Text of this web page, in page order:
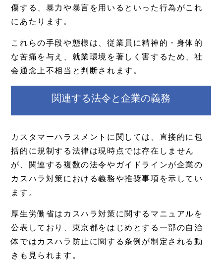
傷する、暴力や暴言を用いるといった行為がこれ
にあたります。
これらの手段や態様は、従業員に精神的・身体的
な苦痛を与え、就業環境を著しく害するため、社
会通念上不相当と判断されます。
関連する法令と企業の義務
カスタマーハラスメントに関しては、直接的に包
括的に規制する法律は現時点では存在しません
が、関連する複数の法令やガイドラインが企業の
カスハラ対策における義務や推奨事項を示してい
ます。
厚生労働省はカスハラ対策に関するマニュアルを
公表しており、東京都をはじめとする一部の自治
体ではカスハラ防止に関する条例が制定される動
きも見られます。